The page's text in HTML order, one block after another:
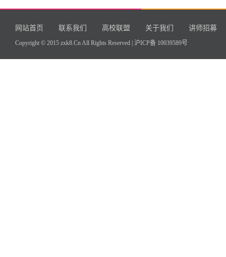
网站首页 联系我们 高校联盟 关于我们 讲师招募
Copyright © 2015 zxk8.Cn All Rights Reserved | 沪ICP备 10039589号